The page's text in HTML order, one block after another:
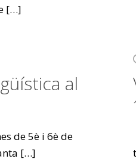
[…]
al
de 5è i 6è de
[…]